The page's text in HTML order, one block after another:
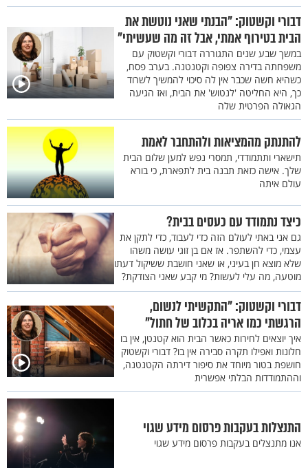
דבורי וקשטוק: "הבנתי שאני נוטשת את
הבית בטירוף אמתי, אבל זה מה שעשיתי"
במשך שבע שנים התגוררה דבורי וקשטוק עם
משפחתה בדירה צפופה וקטנטנה. בערב פסח,
כשהיא חשה שכבר אין לה סיכוי להמשיך לשרוד
כך, היא החליטה 'לנטוש' את הבית, ואז הגיעה
הגאולה הפרטית שלה
להתנתק מהמציאות ולהתחבר לאמת
תישארי ותתמודדי, תמסרי נפש למען שלום הבית
שלך. אישה כזאת תבנה בית לתפארת, כי בורא
עולם איתה
כיצד נתמודד עם כעסים בבית?
גם אני באתי לעולם הזה כדי לעבוד, כדי לתקן את
עצמי, כדי להשתפר. אז אם בן זוגי עושה משהו
שלא מוצא חן בעיני, או שאני חושבת ששיקול דעתו
מוטעה, מה עלי לעשות? מי קבע שאני הצודקת?
דבורי וקשטוק: "התקשיתי לנשום,
הרגשתי כמו אריה בכלוב של חתול"
איך יוצאים לחירות כאשר הבית הוא קטנטן, אין בו
חלונות ואפילו תקרה סבירה אין בו? דבורי וקשטוק
חושפת בטור מיוחד את סיפור דירתה הקטנטנה,
וההתמודדות הבלתי אפשרית
התנצלות בעקבות פרסום מידע שגוי
אנו מתנצלים בעקבות פרסום מידע שגוי